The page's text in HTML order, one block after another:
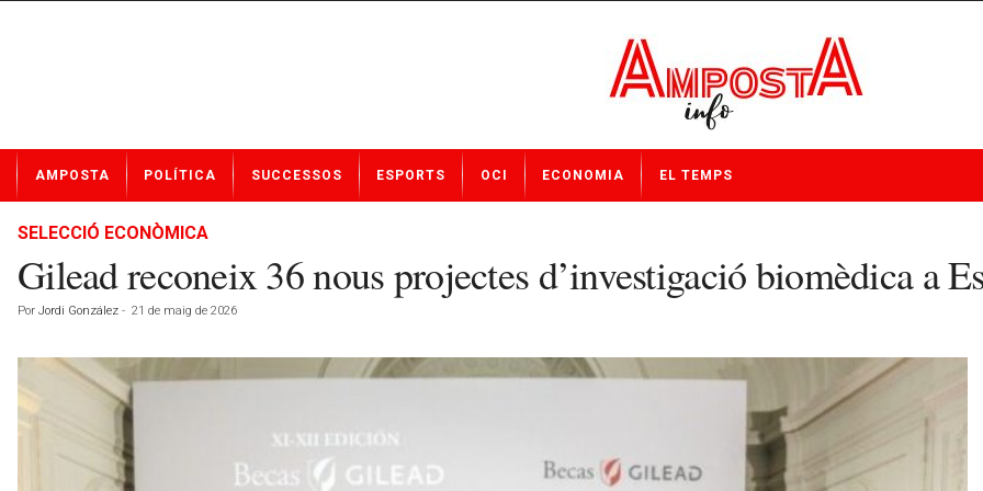
t
AMPOSTA POLÍTICA SUCCESSOS ESPORTS OCI ECONOMIA EL TEMPS
SELECCIÓ ECONÒMICA
Gilead reconeix 36 nous projectes d’investigació biomèdica a
Por Jordi González - 21 de maig de 2026